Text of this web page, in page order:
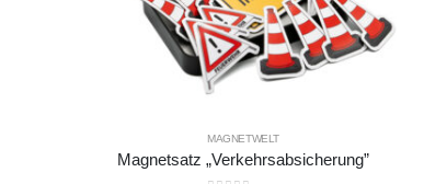
MAGNETWELT
Magnetsatz „Verkehrsabsicherung”